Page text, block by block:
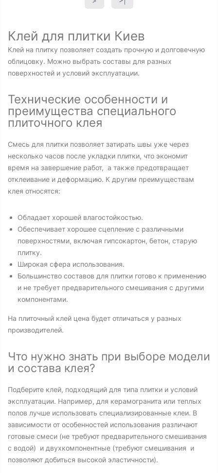
Клей для плитки Киев
Клей на плитку позволяет создать прочную и долговечную
облицовку. Можно выбрать составы для разных
поверхностей и условий эксплуатации.
Технические особенности и
преимущества специального
плиточного клея
Смесь для плитки позволяет затирать швы уже через
несколько часов после укладки плитки, что экономит
время на завершение работ, а также предотвращает
отклеивание и деформацию. К другим преимуществам
клея относятся:
Обладает хорошей влагостойкостью.
Обеспечивает хорошее сцепление с различными
поверхностями, включая гипсокартон, бетон, старую
плитку.
Широкая сфера использования.
Большинство составов для плитки готово к применению
и не требует предварительного смешивания с другими
компонентами.
На плиточный клей цена будет отличаться у разных
производителей.
Что нужно знать при выборе модели
и состава клея?
Подберите клей, подходящий для типа плитки и условий
эксплуатации. Например, для керамогранита или теплых
полов лучше использовать специализированные клеи. В
зависимости от особенностей использования различают
готовые смеси (не требуют предварительного смешивания
с водой) и двухкомпонентные (требуют смешивания и
позволяют добиться высокой эластичности).